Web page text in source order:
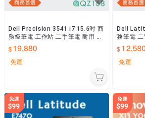
Dell Precision 3541 i7 15.6吋 商
務級筆電 工作站 二手筆電 耐用 優
質筆電 高CP
19,880
免運
Dell Latitude 5401 i7 13.3吋 商
務筆電 二
書首選 中
12,580
免運